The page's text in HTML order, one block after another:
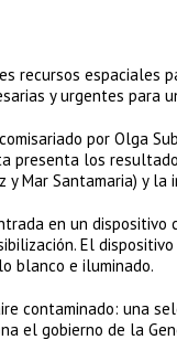
recursos espaciales
y urgentes para
por Olga
presenta los
Mar Santamaria) y
en un
El
blanco e iluminado.
contaminado: una
el gobierno de la